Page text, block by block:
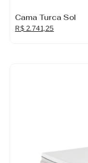
Cama Turca Sol
R$ 2.741,25